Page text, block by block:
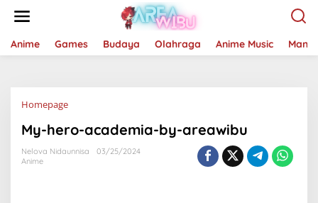
Anime Games Budaya Olahraga Anime Music
HomepageLampiran
My-hero-academia-by-areawibu
Nelova Nidaunnisa
03/25/2024
Anime